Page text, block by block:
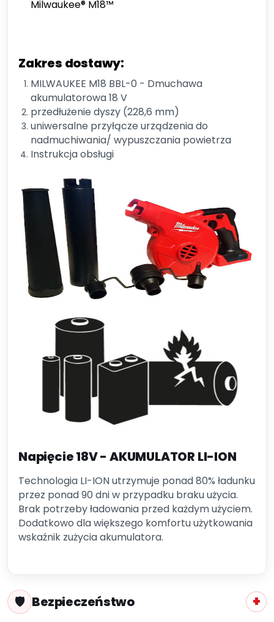
Milwaukee® M18™
Zakres dostawy:
MILWAUKEE M18 BBL-0 - Dmuchawa
akumulatorowa 18 V
przedłużenie dyszy (228,6 mm)
uniwersalne przyłącze urządzenia do
nadmuchiwania/ wypuszczania powietrza
Instrukcja obsługi
Napięcie 18V - AKUMULATOR LI-ION
Technologia LI-ION utrzymuje ponad 80% ładunku
przez ponad 90 dni w przypadku braku użycia.
Brak potrzeby ładowania przed każdym użyciem.
Dodatkowo dla większego komfortu użytkowania
wskaźnik zużycia akumulatora.
Bezpieczeństwo